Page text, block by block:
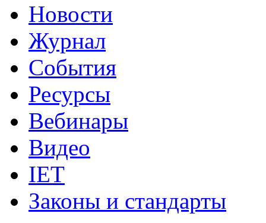
Новости
Журнал
События
Ресурсы
Вебинары
Видео
IET
Законы и стандарты